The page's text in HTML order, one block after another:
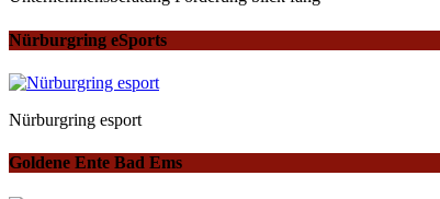
Nürburgring eSports
Nürburgring esport
Goldene Ente Bad Ems